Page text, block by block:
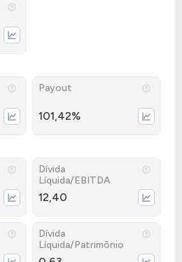
Payout
101,42%
Dívida
Líquida/EBITDA
12,40
Dívida
Líquida/Patrimônio